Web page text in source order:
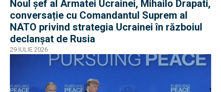
Noul șef al Armatei Ucrainei, Mihailo Drapati,
conversație cu Comandantul Suprem al
NATO privind strategia Ucrainei în războiul
declanșat de Rusia
29 IULIE 2026